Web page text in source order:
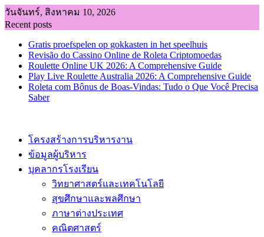
Skip
to
content
วันจันทร์, สิงหาคม 10, 2026
Recent posts
Gratis proefspelen op gokkasten in het speelhuis
Revisão do Cassino Online de Roleta Criptomoedas
Roulette Online UK 2026: A Comprehensive Guide
Play Live Roulette Australia 2026: A Comprehensive Guide
Roleta com Bônus de Boas-Vindas: Tudo o Que Você Precisa
Saber
โครงสร้างการบริหารงาน
ข้อมูลผู้บริหาร
บุคลากรโรงเรียน
วิทยาศาสตร์และเทคโนโลยี
สุขศึกษาและพลศึกษา
ภาษาต่างประเทศ
คณิตศาสตร์